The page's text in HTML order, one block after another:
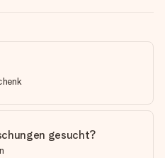
gesucht?